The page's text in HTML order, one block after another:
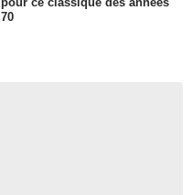
70